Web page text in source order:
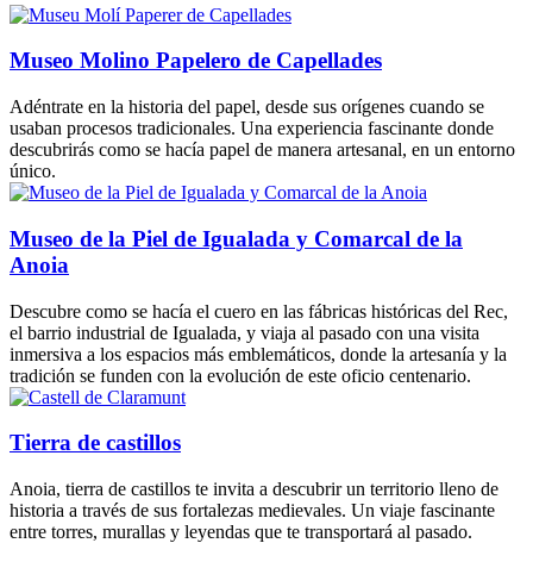
Museo Molino Papelero de Capellades
Adéntrate en la historia del papel, desde sus orígenes cuando se
usaban procesos tradicionales. Una experiencia fascinante donde
descubrirás como se hacía papel de manera artesanal, en un entorno
único.
Museo de la Piel de Igualada y Comarcal de la
Anoia
Descubre como se hacía el cuero en las fábricas históricas del Rec,
el barrio industrial de Igualada, y viaja al pasado con una visita
inmersiva a los espacios más emblemáticos, donde la artesanía y la
tradición se funden con la evolución de este oficio centenario.
Tierra de castillos
Anoia, tierra de castillos te invita a descubrir un territorio lleno de
historia a través de sus fortalezas medievales. Un viaje fascinante
entre torres, murallas y leyendas que te transportará al pasado.